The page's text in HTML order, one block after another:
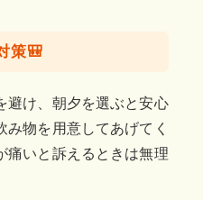
策🎒
避け、朝夕を選ぶと安心
物を用意してあげてく
痛いと訴えるときは無理